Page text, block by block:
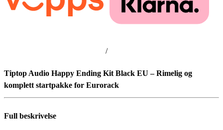
/
Tiptop Audio Happy Ending Kit Black EU – Rimelig og
komplett startpakke for Eurorack
Full beskrivelse